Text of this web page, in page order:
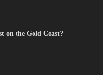
on the Gold Coast?